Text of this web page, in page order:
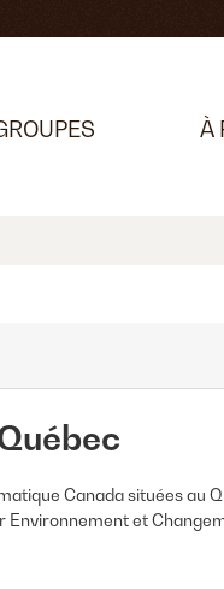
À
Canada situées au
Environnement et